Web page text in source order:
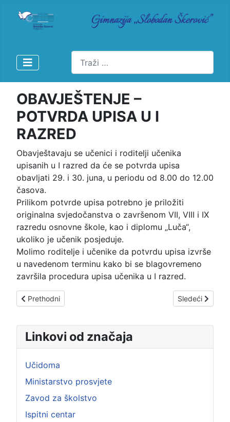
Pretraži
OBAVJEŠTENJE –
POTVRDA UPISA U I
RAZRED
Obavještavaju se učenici i roditelji učenika
upisanih u I razred da će se potvrda upisa
obavljati 29. i 30. juna, u periodu od 8.00 do 12.00
časova.
Prilikom potvrde upisa potrebno je priložiti
originalna svjedočanstva o završenom VII, VIII i IX
razredu osnovne škole, kao i diplomu „Luča“,
ukoliko je učenik posjeduje.
Molimo roditelje i učenike da potvrdu upisa izvrše
u navedenom terminu kako bi se blagovremeno
završila procedura upisa učenika u I razred.
Prethodni članak: KALENDAR AKTIVNOSTI I TERMINI
Prethodni Sledeći
Sledeći
Linkovi od značaja
Učidoma
Ministarstvo prosvjete
Zavod za školstvo
Ispitni centar